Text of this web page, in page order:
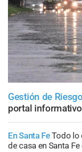
Gestión de Riesgo
portal
En Santa FeTodo lo
de casa en Santa